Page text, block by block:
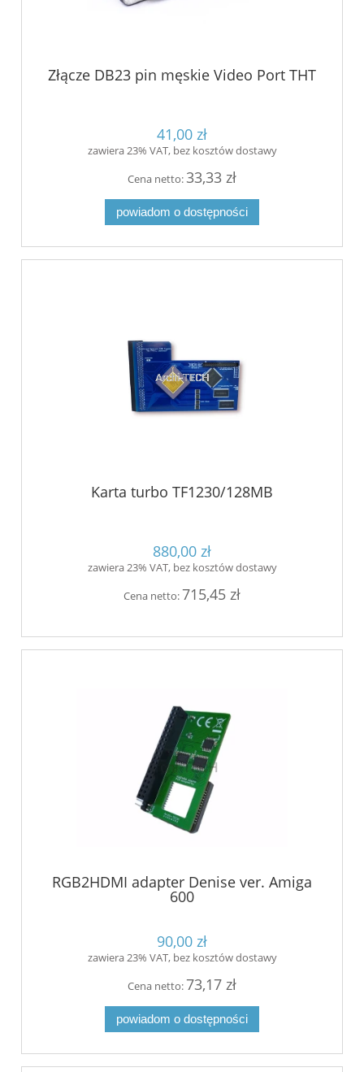
Złącze DB23 pin męskie Video Port THT
41,00 zł
zawiera 23% VAT, bez kosztów dostawy
Cena netto:33,33 zł
powiadom o dostępności
Karta turbo TF1230/128MB
880,00 zł
zawiera 23% VAT, bez kosztów dostawy
Cena netto:715,45 zł
RGB2HDMI adapter Denise ver. Amiga
600
90,00 zł
zawiera 23% VAT, bez kosztów dostawy
Cena netto:73,17 zł
powiadom o dostępności